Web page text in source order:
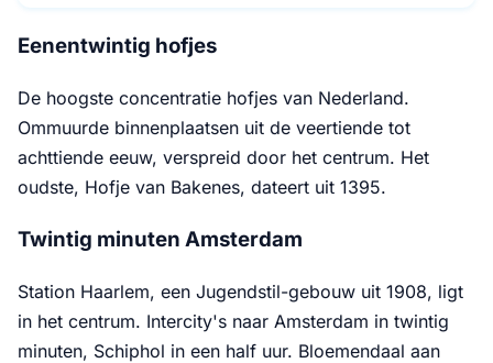
Eenentwintig hofjes
De hoogste concentratie hofjes van Nederland.
Ommuurde binnenplaatsen uit de veertiende tot
achttiende eeuw, verspreid door het centrum. Het
oudste, Hofje van Bakenes, dateert uit 1395.
Twintig minuten Amsterdam
Station Haarlem, een Jugendstil-gebouw uit 1908, ligt
in het centrum. Intercity's naar Amsterdam in twintig
minuten, Schiphol in een half uur. Bloemendaal aan